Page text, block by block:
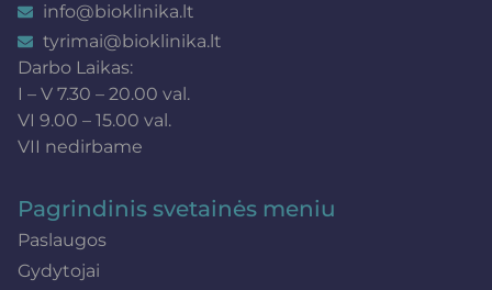
info@bioklinika.lt
tyrimai@bioklinika.lt
Darbo Laikas:
I – V 7.30 – 20.00 val.
VI 9.00 – 15.00 val.
VII nedirbame
Pagrindinis svetainės meniu
Paslaugos
Gydytojai